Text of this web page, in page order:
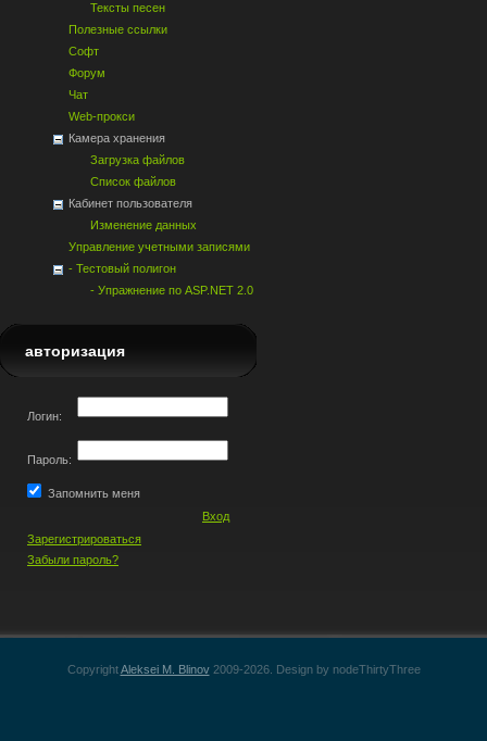
Тексты песен
Полезные ссылки
Софт
Форум
Чат
Web-прокси
Камера хранения
Загрузка файлов
Список файлов
Кабинет пользователя
Изменение данных
Управление учетными записями
- Тестовый полигон
- Упражнение по ASP.NET 2.0
авторизация
Логин:
Пароль:
Запомнить меня
Вход
Зарегистрироваться
Забыли пароль?
CopyrightAleksei M. Blinov2009-2026. Design by nodeThirtyThree